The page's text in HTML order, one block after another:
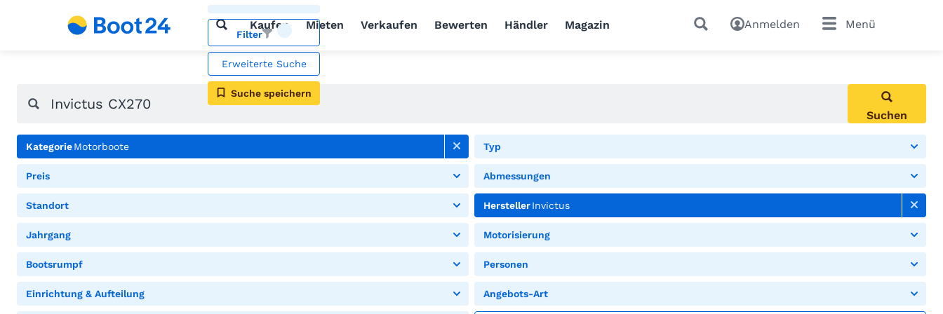
Kaufen Mieten Verkaufen Bewerten Händler Magazin Anmelden Menü
Filter
Erweiterte Suche
Suche speichern
Suchen
KategorieMotorboote Typ
Preis Abmessungen
Standort HerstellerInvictus
Jahrgang Motorisierung
Bootsrumpf Personen
Einrichtung & Aufteilung Angebots-Art